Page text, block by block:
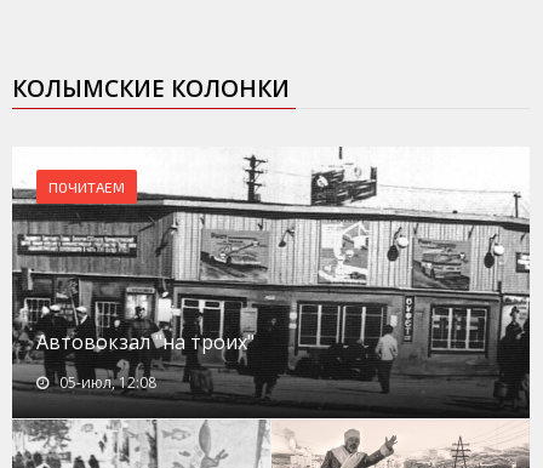
КОЛЫМСКИЕ КОЛОНКИ
ПОЧИТАЕМ
Автовокзал "на троих"
05-июл, 12:08